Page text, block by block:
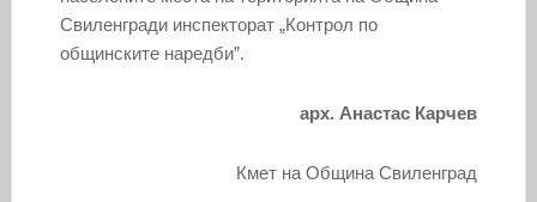
Свиленгради инспекторат „Контрол по
общинските наредби”.
арх. Анастас Карчев
Кмет на Община Свиленград